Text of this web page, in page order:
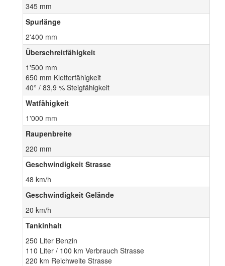
345 mm
Spurlänge
2'400 mm
Überschreitfähigkeit
1'500 mm
650 mm Kletterfähigkeit
40° / 83,9 % Steigfähigkeit
Watfähigkeit
1'000 mm
Raupenbreite
220 mm
Geschwindigkeit Strasse
48 km/h
Geschwindigkeit Gelände
20 km/h
Tankinhalt
250 Liter Benzin
110 Liter / 100 km Verbrauch Strasse
220 km Reichweite Strasse